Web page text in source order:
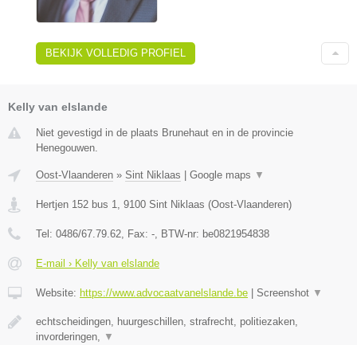
BEKIJK VOLLEDIG PROFIEL
Kelly van elslande
Niet gevestigd in de plaats Brunehaut en in de provincie
Henegouwen.
Oost-Vlaanderen » Sint Niklaas Google maps ▼
Hertjen 152 bus 1 9100 Sint Niklaas (Oost-Vlaanderen)
Tel: 0486/67.79.62 , Fax: - , BTW-nr: be0821954838
E-mail › Kelly van elslande
Website: https://www.advocaatvanelslande.be Screenshot ▼
echtscheidingen, huurgeschillen, strafrecht, politiezaken,
invorderingen,
▼